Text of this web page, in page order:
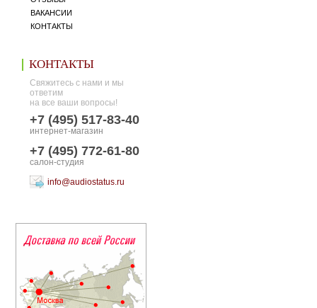
ВАКАНСИИ
КОНТАКТЫ
КОНТАКТЫ
Свяжитесь с нами и мы
ответим
на все ваши вопросы!
+7 (495) 517-83-40
интернет-магазин
+7 (495) 772-61-80
салон-студия
info@audiostatus.ru